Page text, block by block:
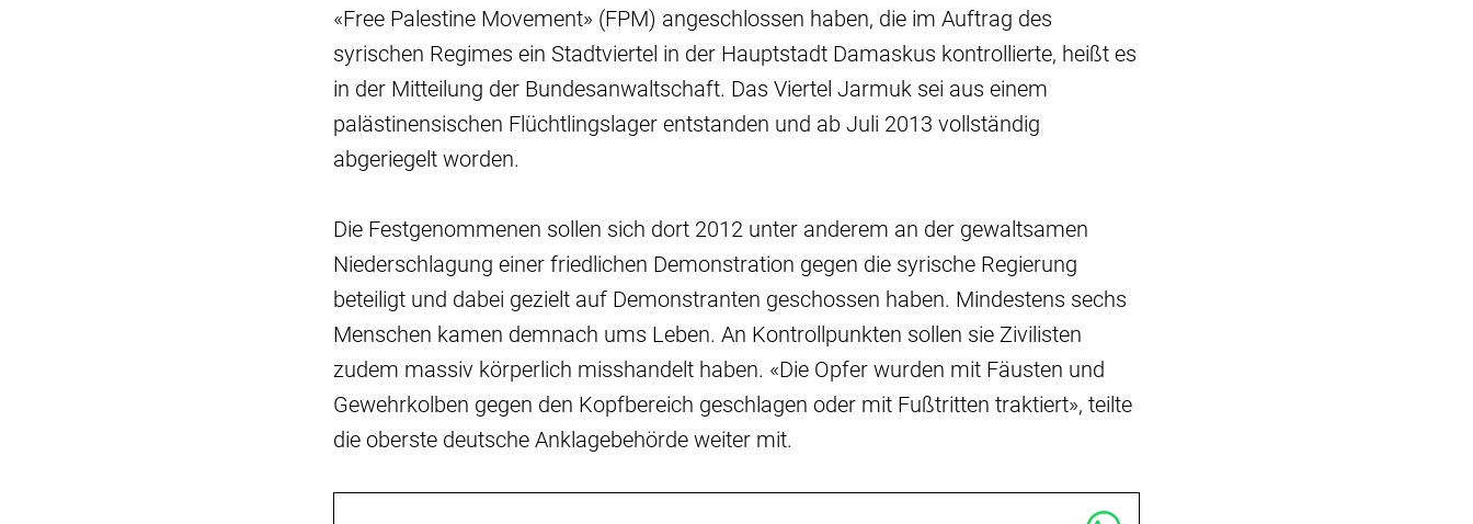
«Free Palestine Movement» (FPM) angeschlossen haben, die im Auftrag des
syrischen Regimes ein Stadtviertel in der Hauptstadt Damaskus kontrollierte, heißt es
in der Mitteilung der Bundesanwaltschaft. Das Viertel Jarmuk sei aus einem
palästinensischen Flüchtlingslager entstanden und ab Juli 2013 vollständig
abgeriegelt worden.
Die Festgenommenen sollen sich dort 2012 unter anderem an der gewaltsamen
Niederschlagung einer friedlichen Demonstration gegen die syrische Regierung
beteiligt und dabei gezielt auf Demonstranten geschossen haben. Mindestens sechs
Menschen kamen demnach ums Leben. An Kontrollpunkten sollen sie Zivilisten
zudem massiv körperlich misshandelt haben. «Die Opfer wurden mit Fäusten und
Gewehrkolben gegen den Kopfbereich geschlagen oder mit Fußtritten traktiert», teilte
die oberste deutsche Anklagebehörde weiter mit.